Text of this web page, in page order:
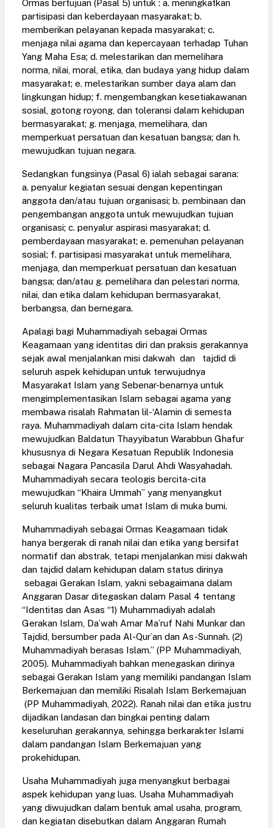
Ormas bertujuan (Pasal 5) untuk : a. meningkatkan
partisipasi dan keberdayaan masyarakat; b.
memberikan pelayanan kepada masyarakat; c.
menjaga nilai agama dan kepercayaan terhadap Tuhan
Yang Maha Esa; d. melestarikan dan memelihara
norma, nilai, moral, etika, dan budaya yang hidup dalam
masyarakat; e. melestarikan sumber daya alam dan
lingkungan hidup; f. mengembangkan kesetiakawanan
sosial, gotong royong, dan toleransi dalam kehidupan
bermasyarakat; g. menjaga, memelihara, dan
memperkuat persatuan dan kesatuan bangsa; dan h.
mewujudkan tujuan negara.
Sedangkan fungsinya (Pasal 6) ialah sebagai sarana:
a. penyalur kegiatan sesuai dengan kepentingan
anggota dan/atau tujuan organisasi; b. pembinaan dan
pengembangan anggota untuk mewujudkan tujuan
organisasi; c. penyalur aspirasi masyarakat; d.
pemberdayaan masyarakat; e. pemenuhan pelayanan
sosial; f. partisipasi masyarakat untuk memelihara,
menjaga, dan memperkuat persatuan dan kesatuan
bangsa; dan/atau g. pemelihara dan pelestari norma,
nilai, dan etika dalam kehidupan bermasyarakat,
berbangsa, dan bernegara.
Apalagi bagi Muhammadiyah sebagai Ormas
Keagamaan yang identitas diri dan praksis gerakannya
sejak awal menjalankan misi dakwah dan tajdid di
seluruh aspek kehidupan untuk terwujudnya
Masyarakat Islam yang Sebenar-benarnya untuk
mengimplementasikan Islam sebagai agama yang
membawa risalah Rahmatan lil-‘Alamin di semesta
raya. Muhammadiyah dalam cita-cita Islam hendak
mewujudkan Baldatun Thayyibatun Warabbun Ghafur
khususnya di Negara Kesatuan Republik Indonesia
sebagai Nagara Pancasila Darul Ahdi Wasyahadah.
Muhammadiyah secara teologis bercita-cita
mewujudkan “Khaira Ummah” yang menyangkut
seluruh kualitas terbaik umat Islam di muka bumi.
Muhammadiyah sebagai Ormas Keagamaan tidak
hanya bergerak di ranah nilai dan etika yang bersifat
normatif dan abstrak, tetapi menjalankan misi dakwah
dan tajdid dalam kehidupan dalam status dirinya
sebagai Gerakan Islam, yakni sebagaimana dalam
Anggaran Dasar ditegaskan dalam Pasal 4 tentang
“Identitas dan Asas “1) Muhammadiyah adalah
Gerakan Islam, Da’wah Amar Ma’ruf Nahi Munkar dan
Tajdid, bersumber pada Al-Qur`an dan As-Sunnah. (2)
Muhammadiyah berasas Islam.” (PP Muhammadiyah,
2005). Muhammadiyah bahkan menegaskan dirinya
sebagai Gerakan Islam yang memiliki pandangan Islam
Berkemajuan dan memiliki Risalah Islam Berkemajuan
(PP Muhammadiyah, 2022). Ranah nilai dan etika justru
dijadikan landasan dan bingkai penting dalam
keseluruhan gerakannya, sehingga berkarakter Islami
dalam pandangan Islam Berkemajuan yang
prokehidupan.
Usaha Muhammadiyah juga menyangkut berbagai
aspek kehidupan yang luas. Usaha Muhammadiyah
yang diwujudkan dalam bentuk amal usaha, program,
dan kegiatan disebutkan dalam Anggaran Rumah